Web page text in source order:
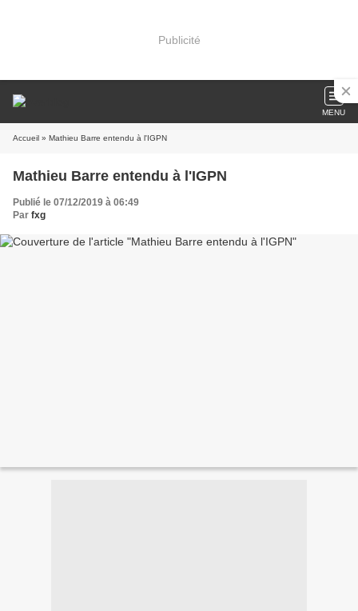
Publicité
MENU
Accueil » Mathieu Barre entendu à l'IGPN
Mathieu Barre entendu à l'IGPN
Publié le 07/12/2019 à 06:49
Par fxg